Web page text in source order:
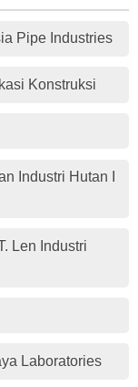
Pipe Industries
Konstruksi
Industri Hutan I
Len Industri
Laboratories